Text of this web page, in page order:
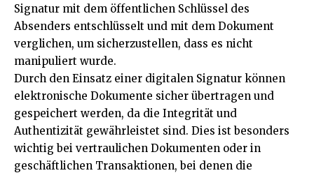
Signatur mit dem öffentlichen Schlüssel des
Absenders entschlüsselt und mit dem Dokument
verglichen, um sicherzustellen, dass es nicht
manipuliert wurde.
Durch den Einsatz einer digitalen Signatur können
elektronische Dokumente sicher übertragen und
gespeichert werden, da die Integrität und
Authentizität gewährleistet sind. Dies ist besonders
wichtig bei vertraulichen Dokumenten oder in
geschäftlichen Transaktionen, bei denen die